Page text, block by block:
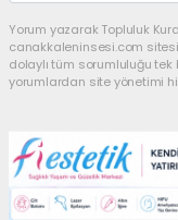
Yorum yazarak Topluluk
canakkaleninsesi.com
dolaylı tüm sorumluluğu tek
yorumlardan site yönetimi